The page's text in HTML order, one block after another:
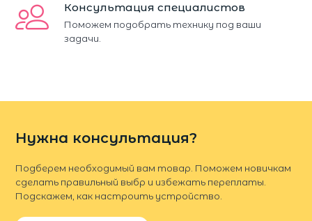
Консультация специалистов
Поможем подобрать технику под ваши
задачи.
Нужна консультация?
Подберем необходимый вам товар. Поможем новичкам
сделать правильный выбр и избежать переплаты.
Подскажем, как настроить устройство.